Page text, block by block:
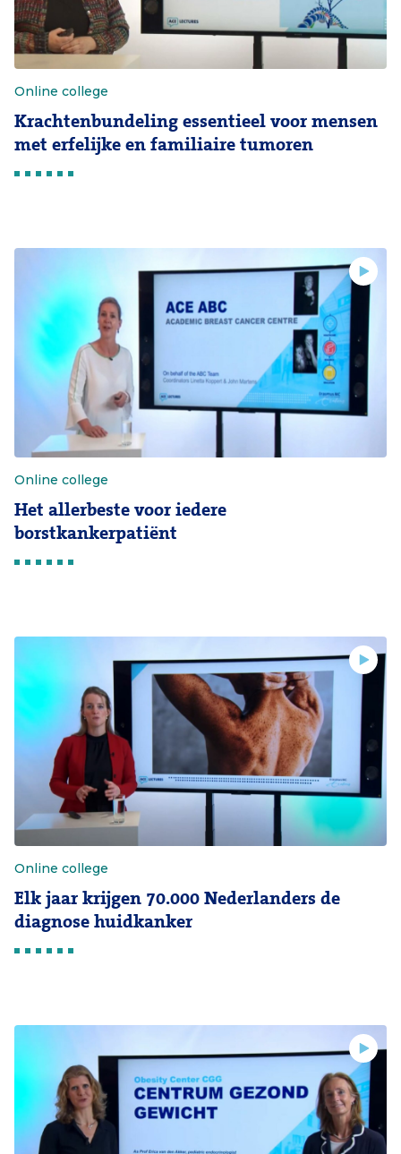
Online college
Krachtenbundeling essentieel voor mensen
met erfelijke en familiaire tumoren
Online college
Het allerbeste voor iedere
borstkankerpatiënt
Online college
Elk jaar krijgen 70.000 Nederlanders de
diagnose huidkanker